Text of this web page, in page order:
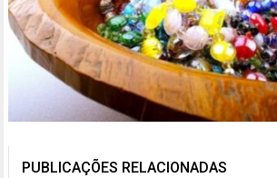
PUBLICAÇÕES RELACIONADAS